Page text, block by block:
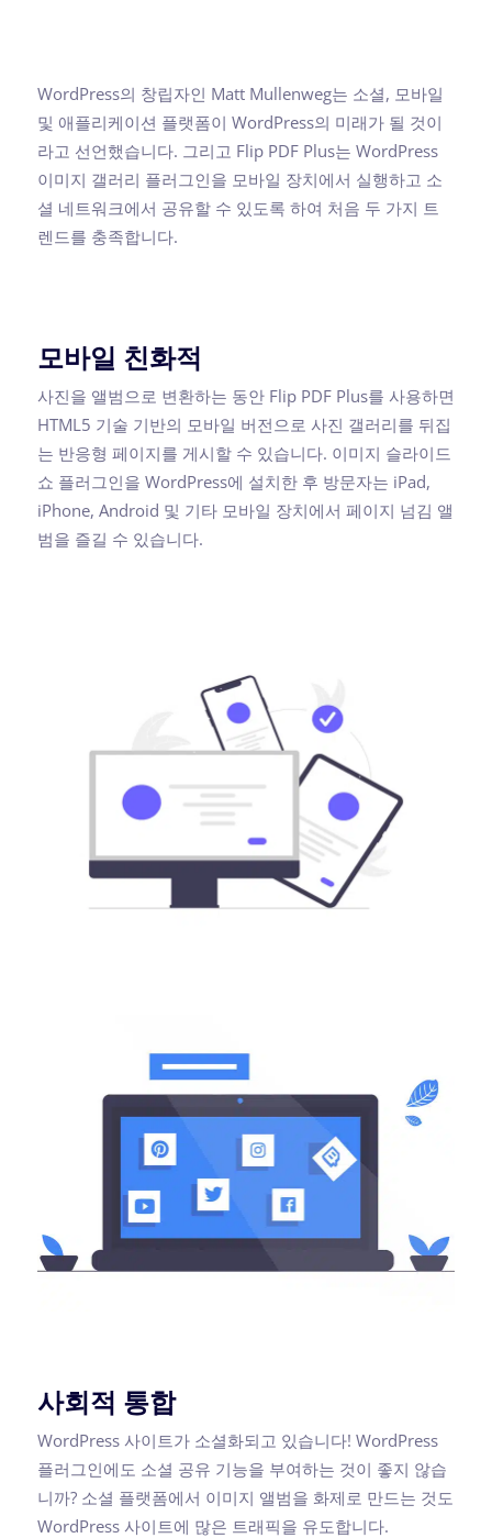
WordPress의 창립자인 Matt Mullenweg는 소셜, 모바일
및 애플리케이션 플랫폼이 WordPress의 미래가 될 것이
라고 선언했습니다. 그리고 Flip PDF Plus는 WordPress
이미지 갤러리 플러그인을 모바일 장치에서 실행하고 소
셜 네트워크에서 공유할 수 있도록 하여 처음 두 가지 트
렌드를 충족합니다.
모바일 친화적
사진을 앨범으로 변환하는 동안 Flip PDF Plus를 사용하면
HTML5 기술 기반의 모바일 버전으로 사진 갤러리를 뒤집
는 반응형 페이지를 게시할 수 있습니다. 이미지 슬라이드
쇼 플러그인을 WordPress에 설치한 후 방문자는 iPad,
iPhone, Android 및 기타 모바일 장치에서 페이지 넘김 앨
범을 즐길 수 있습니다.
사회적 통합
WordPress 사이트가 소셜화되고 있습니다! WordPress
플러그인에도 소셜 공유 기능을 부여하는 것이 좋지 않습
니까? 소셜 플랫폼에서 이미지 앨범을 화제로 만드는 것도
WordPress 사이트에 많은 트래픽을 유도합니다.